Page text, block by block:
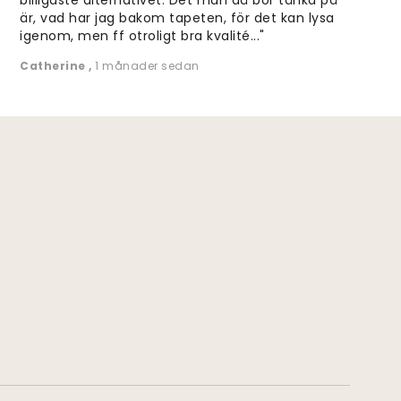
är, vad har jag bakom tapeten, för det kan lysa
igenom, men ff otroligt bra kvalité..."
Catherine, 1 månader sedan